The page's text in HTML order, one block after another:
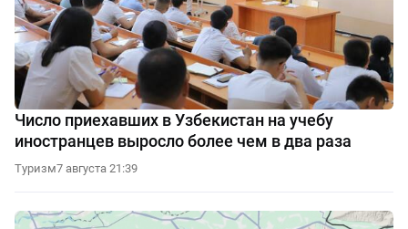
Число приехавших в Узбекистан на учебу
иностранцев выросло более чем в два раза
Туризм7 августа 21:39